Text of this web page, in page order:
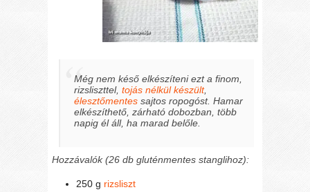
Még nem késő elkészíteni ezt a finom,
rizsliszttel,tojás nélkül készült,
élesztőmentes sajtos ropogóst. Hamar
elkészíthető, zárható dobozban, több
napig él áll, ha marad belőle.
Hozzávalók (26 db gluténmentes stanglihoz):
250 g rizsliszt